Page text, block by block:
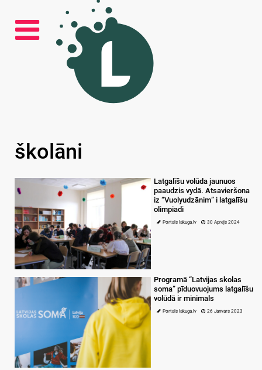
školāni
Latgalīšu volūda jaunuos
paaudzis vydā. Atsavieršona
iz “Vuolyudzānim” i latgalīšu
olimpiadi
Portals lakuga.lv 30 Apreļs 2024
Programā “Latvijas skolas
soma” pīduovuojums latgalīšu
volūdā ir minimals
Portals lakuga.lv 26 Janvars 2023